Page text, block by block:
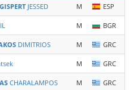
JESSED M ESP
M BGR
DIMITRIOS M GRC
M GRC
CHARALAMPOS M GRC